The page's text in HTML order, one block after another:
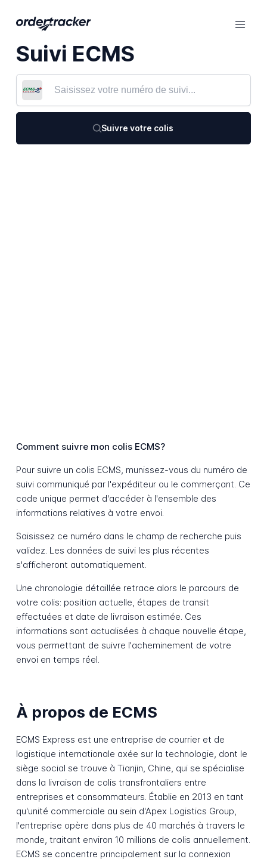
Suivi ECMS
Suivre votre colis
Comment suivre mon colis ECMS?
Pour suivre un colis ECMS, munissez-vous du numéro de
suivi communiqué par l'expéditeur ou le commerçant. Ce
code unique permet d'accéder à l'ensemble des
informations relatives à votre envoi.
Saisissez ce numéro dans le champ de recherche puis
validez. Les données de suivi les plus récentes
s'afficheront automatiquement.
Une chronologie détaillée retrace alors le parcours de
votre colis: position actuelle, étapes de transit
effectuées et date de livraison estimée. Ces
informations sont actualisées à chaque nouvelle étape,
vous permettant de suivre l'acheminement de votre
envoi en temps réel.
À propos de ECMS
ECMS Express est une entreprise de courrier et de
logistique internationale axée sur la technologie, dont le
siège social se trouve à Tianjin, Chine, qui se spécialise
dans la livraison de colis transfrontaliers entre
entreprises et consommateurs. Établie en 2013 en tant
qu'unité commerciale au sein d'Apex Logistics Group,
l'entreprise opère dans plus de 40 marchés à travers le
monde, traitant environ 10 millions de colis annuellement.
ECMS se concentre principalement sur la connexion